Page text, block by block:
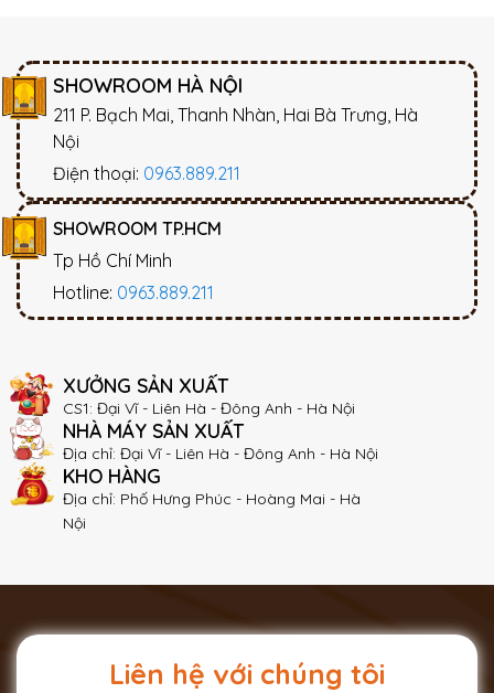
SHOWROOM HÀ NỘI
211 P. Bạch Mai, Thanh Nhàn, Hai Bà Trưng, Hà
Nội
Điện thoại: 0963.889.211
SHOWROOM TP.HCM
Tp Hồ Chí Minh
Hotline: 0963.889.211
XƯỞNG SẢN XUẤT
CS1: Đại Vĩ - Liên Hà - Đông Anh - Hà Nội
NHÀ MÁY SẢN XUẤT
Địa chỉ: Đại Vĩ - Liên Hà - Đông Anh - Hà Nội
KHO HÀNG
Địa chỉ: Phố Hưng Phúc - Hoàng Mai - Hà
Nội
Liên hệ với chúng tôi